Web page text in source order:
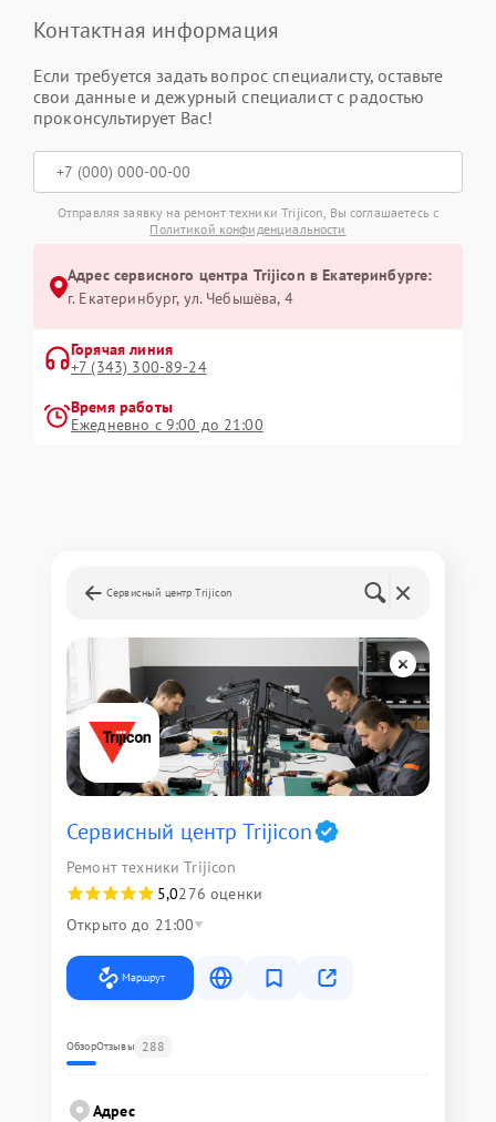
Контактная информация
Если требуется задать вопрос специалисту, оставьте
свои данные и дежурный специалист с радостью
проконсультирует Вас!
Отправляя заявку на ремонт техники Trijicon, Вы соглашаетесь с
Политикой конфиденциальности
Адрес сервисного центра Trijicon в Екатеринбурге:
г. Екатеринбург, ул. Чебышёва, 4
Горячая линия
+7 (343) 300-89-24
Время работы
Ежедневно с 9:00 до 21:00
Сервисный центр Trijicon
Сервисный центр Trijicon
Ремонт техники Trijicon
5,0276 оценки
Открыто до 21:00
Маршрут
ОбзорОтзывы 288
Адрес